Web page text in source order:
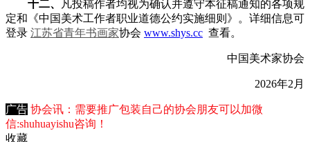
十二、
凡投稿作者均视为确认并遵守本征稿通知的各项规
定和《中国美术工作者职业道德公约实施细则》。详细信息可
登录 江苏省青年书画家协会 www.shys.cc 查看。
中国美术家协会
2026年2月
广告 协会讯：需要推广包装自己的协会朋友可以加微
信:shuhuayishu咨询！
收藏